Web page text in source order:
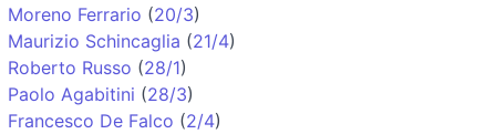
Moreno Ferrario (20/3)
Maurizio Schincaglia (21/4)
Roberto Russo (28/1)
Paolo Agabitini (28/3)
Francesco De Falco (2/4)